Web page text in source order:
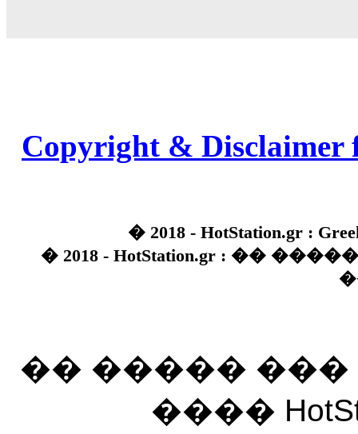
Copyright & Disclaimer
� 2018 - HotStation.gr :
� 2018 - HotStation.gr : ��
�� �����
����